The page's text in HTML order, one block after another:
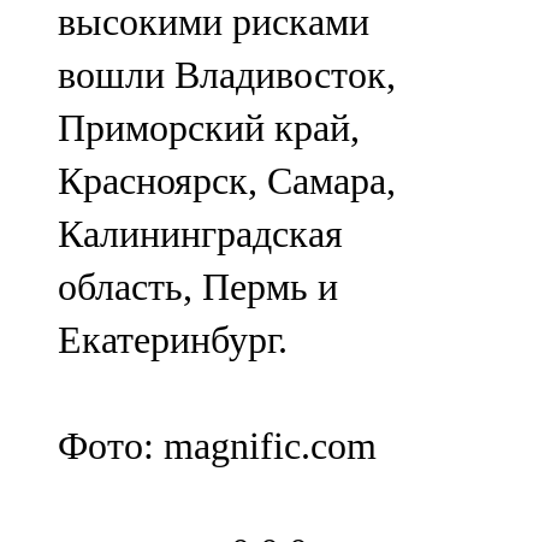
высокими рисками
вошли Владивосток,
Приморский край,
Красноярск, Самара,
Калининградская
область, Пермь и
Екатеринбург.
Фото: magnific.com